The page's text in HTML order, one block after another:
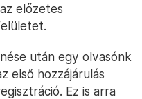
előzetes
után egy olvasónk
első hozzájárulás
Ez is arra